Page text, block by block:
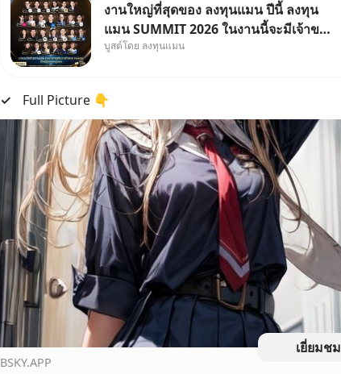
งานใหญ่ที่สุดของ ลงทุนแมน ปีนี้ ลงทุน
แมน SUMMIT 2026 ในงานนี้จะมีเจ้าของ
ธุรกิจ Dr.PONG, หมึกกรุบ, Srichand,
ความรู้การสร้างธุรกิจ
บูสต์โดย ลงทุนแมน
✓ ​Full Picture 👇
เยี่ยมชม
BSKY.APP